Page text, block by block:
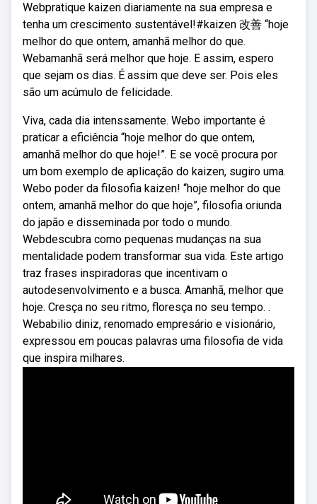
Webpratique kaizen diariamente na sua empresa e
tenha um crescimento sustentável!#kaizen 改善 “hoje
melhor do que ontem, amanhã melhor do que.
Webamanhã será melhor que hoje. E assim, espero
que sejam os dias. É assim que deve ser. Pois eles
são um acúmulo de felicidade.
Viva, cada dia intenssamente. Webo importante é
praticar a eficiência “hoje melhor do que ontem,
amanhã melhor do que hoje!”. E se você procura por
um bom exemplo de aplicação do kaizen, sugiro uma.
Webo poder da filosofia kaizen! “hoje melhor do que
ontem, amanhã melhor do que hoje”, filosofia oriunda
do japão e disseminada por todo o mundo.
Webdescubra como pequenas mudanças na sua
mentalidade podem transformar sua vida. Este artigo
traz frases inspiradoras que incentivam o
autodesenvolvimento e a busca. Amanhã, melhor que
hoje. Cresça no seu ritmo, floresça no seu tempo. .
Webabilio diniz, renomado empresário e visionário,
expressou em poucas palavras uma filosofia de vida
que inspira milhares.